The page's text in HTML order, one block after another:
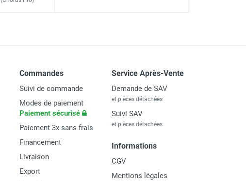
Commandes
Suivi de commande
Modes de paiement
Paiement sécurisé
Paiement 3x sans frais
Financement
Livraison
Export
Service Après-Vente
Demande de SAV
et pièces détachées
Suivi SAV
et pièces détachées
Informations
CGV
Mentions légales